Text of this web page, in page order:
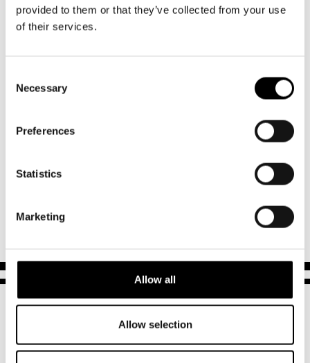
provided to them or that they’ve collected from your use
of their services.
Selection
Necessary
Preferences
Statistics
Marketing
Allow all
Allow selection
premiärabonnemangsföreställning ingår.
Försäljningen av premiärabonnemang för 2025-2026 är
avslutad.
Vill du veta mer eller har du frågor om ditt abonnemang?
gabriela.wiklund(at)svenskateatern.fi